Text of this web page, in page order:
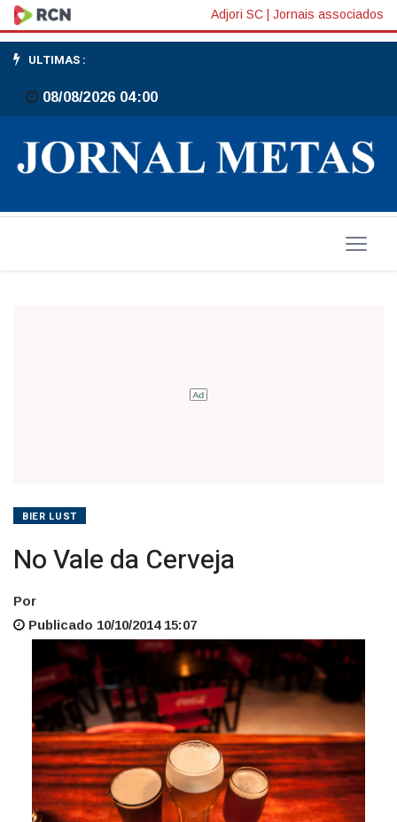
No
Vale
da
Cerveja
Adjori SC Jornais associados
ULTIMAS :
08/08/2026 04:00
BIER LUST
No Vale da Cerveja
Por
Publicado 10/10/2014 15:07